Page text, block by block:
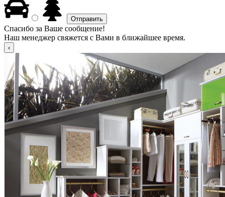
Спасибо за Ваше сообщение!
Наш менеджер свяжется с Вами в ближайшее время.